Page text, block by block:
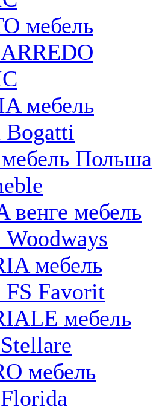
мебель
мебель
Польша
венге мебель
мебель
Favorit
мебель
мебель